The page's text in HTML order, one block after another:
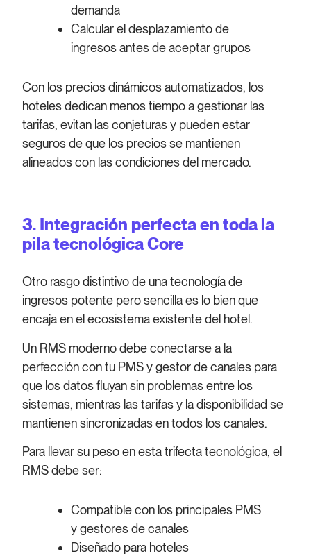
demanda
Calcular el desplazamiento de
ingresos antes de aceptar grupos
Con los precios dinámicos automatizados, los
hoteles dedican menos tiempo a gestionar las
tarifas, evitan las conjeturas y pueden estar
seguros de que los precios se mantienen
alineados con las condiciones del mercado.
3. Integración perfecta en toda la
pila tecnológica Core
Otro rasgo distintivo de una tecnología de
ingresos potente pero sencilla es lo bien que
encaja en el ecosistema existente del hotel.
Un RMS moderno debe conectarse a la
perfección con tu PMS y gestor de canales para
que los datos fluyan sin problemas entre los
sistemas, mientras las tarifas y la disponibilidad se
mantienen sincronizadas en todos los canales.
Para llevar su peso en esta trifecta tecnológica, el
RMS debe ser:
Compatible con los principales PMS
y gestores de canales
Diseñado para hoteles